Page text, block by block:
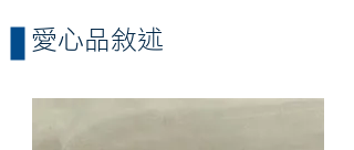
​愛心品敘述